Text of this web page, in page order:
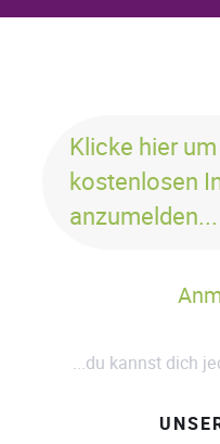
Klicke hier
kostenlosen
anzumelden...
...du kannst dich